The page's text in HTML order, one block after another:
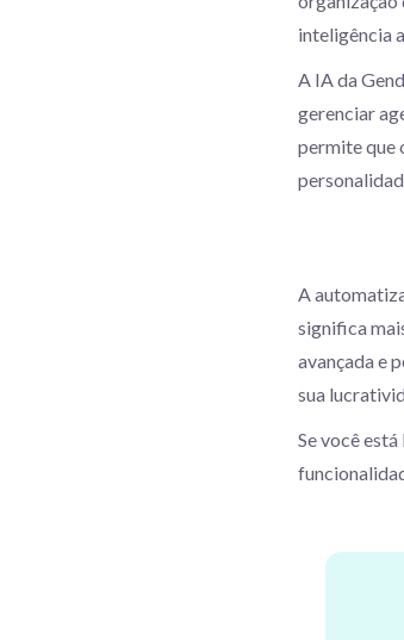
inteligência
A IA da
gerenciar
permite que
A
significa
avançada e
sua
Se você